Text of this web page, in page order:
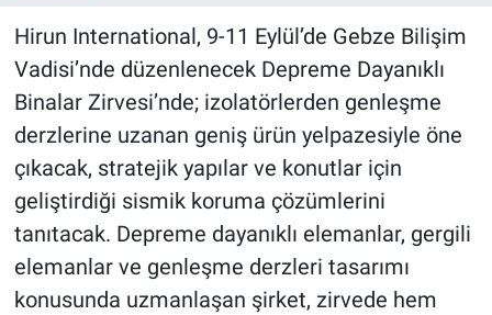
Hirun International, 9-11 Eylül’de Gebze Bilişim
Vadisi’nde düzenlenecek Depreme Dayanıklı
Binalar Zirvesi’nde; izolatörlerden genleşme
derzlerine uzanan geniş ürün yelpazesiyle öne
çıkacak, stratejik yapılar ve konutlar için
geliştirdiği sismik koruma çözümlerini
tanıtacak. Depreme dayanıklı elemanlar, gergili
elemanlar ve genleşme derzleri tasarımı
konusunda uzmanlaşan şirket, zirvede hem